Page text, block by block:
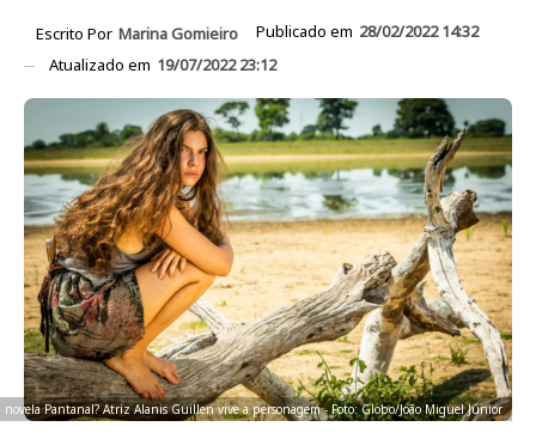
Escrito Por Marina Gomieiro Publicado em 28/02/2022 14:32
Atualizado em 19/07/2022 23:12
novela Pantanal? Atriz Alanis Guillen vive a personagem - Foto: Globo/João Miguel Júnior